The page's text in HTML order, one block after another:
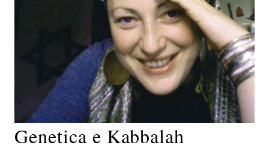
Genetica e Kabbalah